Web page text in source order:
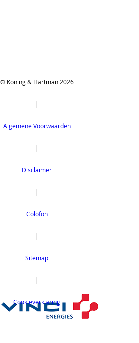
© Koning & Hartman 2026
|
Algemene Voorwaarden
|
Disclaimer
|
Colofon
|
Sitemap
|
Cookieverklaring